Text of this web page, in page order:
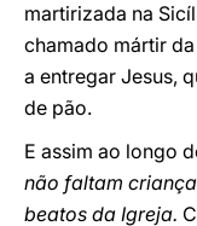
martirizada na
chamado mártir
a entregar Jesus,
de pão.
E assim ao longo
não faltam
beatos da Igreja.